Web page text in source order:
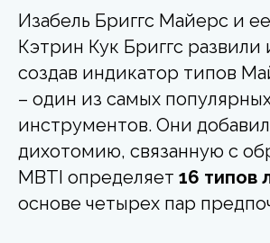
Изабель Бриггс Майерс и
Кэтрин Кук Бриггс
создав индикатор типов
– один из самых
инструментов. Они
дихотомию, связанную с
MBTI определяет 16 типов
основе четырех пар